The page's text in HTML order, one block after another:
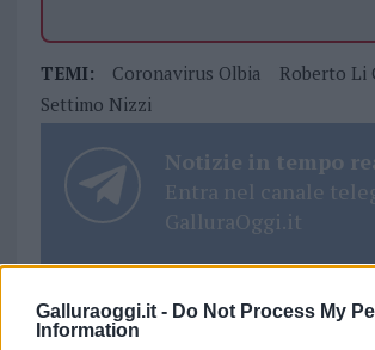
Galluraoggi.it - Do Not Process My
Information
TEMI: Coronavirus Olbia
Roberto Li
Settimo Nizzi
Notizie in tempo
Entra nel canale
GalluraOggi.it